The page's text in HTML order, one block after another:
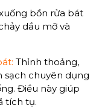
bồn rửa bát
dầu mỡ và
Thỉnh thoảng,
sạch chuyên dụng
Điều này giúp
tích tụ.